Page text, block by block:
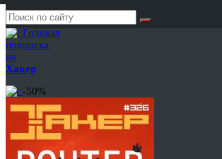
Годовая
подписка
на
Хакер
-50%